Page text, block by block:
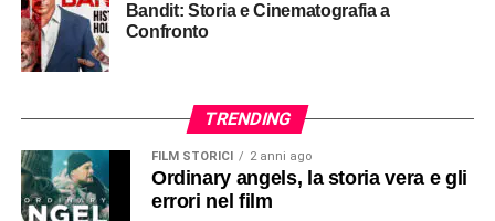
Bandit: Storia e Cinematografia a
Confronto
TRENDING
FILM STORICI 2 anni ago
Ordinary angels, la storia vera e gli
errori nel film